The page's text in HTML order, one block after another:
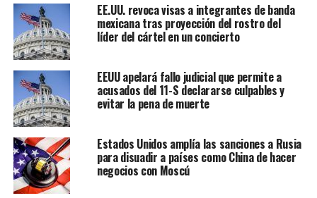
EE.UU. revoca visas a integrantes de banda
mexicana tras proyección del rostro del
líder del cártel en un concierto
EEUU apelará fallo judicial que permite a
acusados ​​del 11-S declararse culpables y
evitar la pena de muerte
Estados Unidos amplía las sanciones a Rusia
para disuadir a países como China de hacer
negocios con Moscú